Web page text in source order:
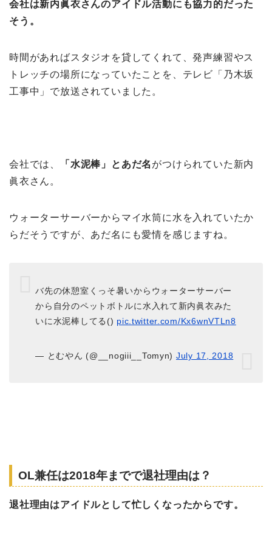
会社は新内眞衣さんのアイドル活動にも協力的だった
そう。
時間があればスタジオを貸してくれて、発声練習やス
トレッチの場所になっていたことを、テレビ「乃木坂
工事中」で放送されていました。
会社では、 「水泥棒」とあだ名 がつけられていた新内
眞衣さん。
ウォーターサーバーからマイ水筒に水を入れていたか
らだそうですが、あだ名にも愛情を感じますね。
バ先の休憩室くっそ暑いからウォーターサーバー
から自分のペットボトルに水入れて新内眞衣みた
いに水泥棒してる() pic.twitter.com/Kx6wnVTLn8
— とむやん (@__nogiii__Tomyn) July 17, 2018
OL兼任は2018年までで退社理由は？
退社理由はアイドルとして忙しくなったからです。